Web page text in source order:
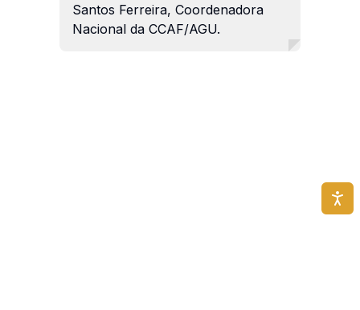
Santos Ferreira, Coordenadora
Nacional da CCAF/AGU.